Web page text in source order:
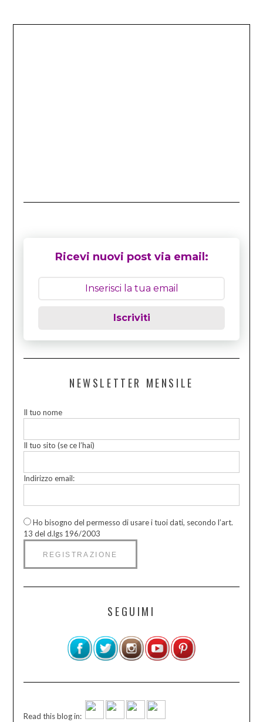
Ricevi nuovi post via email:
Iscriviti
NEWSLETTER MENSILE
Il tuo nome
Il tuo sito (se ce l’hai)
Indirizzo email:
Ho bisogno del permesso di usare i tuoi dati, secondo l’art.
13 del d.lgs 196/2003
SEGUIMI
Read this blog in: